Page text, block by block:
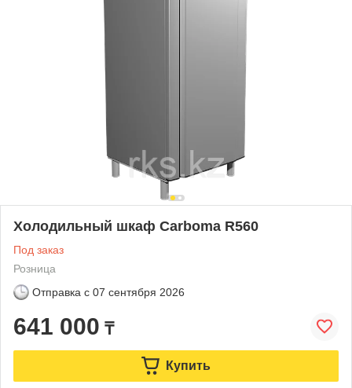
Холодильный шкаф Carboma R560
Под заказ
Розница
Отправка с 07 сентября 2026
641 000 ₸
Купить